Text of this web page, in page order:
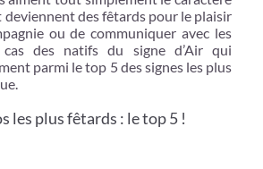
deviennent des fêtards pour le plaisir
ou de communiquer avec les
cas des natifs du signe d’Air qui
parmi le top 5 des signes les plus
les plus fêtards : le top 5 !